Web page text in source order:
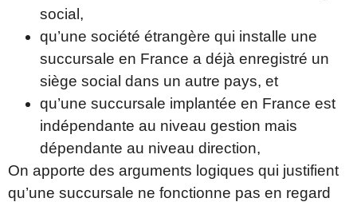
social,
qu’une société étrangère qui installe une
succursale en France a déjà enregistré un
siège social dans un autre pays, et
qu’une succursale implantée en France est
indépendante au niveau gestion mais
dépendante au niveau direction,
On apporte des arguments logiques qui justifient
qu’une succursale ne fonctionne pas en regard